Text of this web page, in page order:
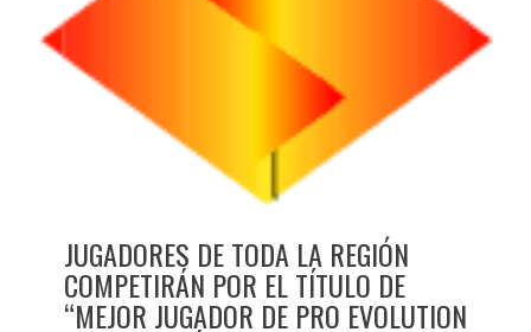
JUGADORES DE TODA LA REGIÓN
COMPETIRÁN POR EL TÍTULO DE
“MEJOR JUGADOR DE PRO EVOLUTION